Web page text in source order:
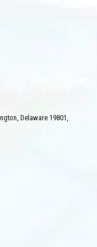
Delaware 19801,